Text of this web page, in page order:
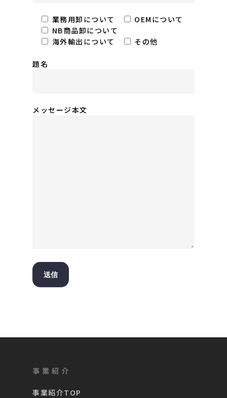
業務用卸について
OEMについて
NB商品卸について
海外輸出について
その他
題名
メッセージ本文
事業紹介
事業紹介TOP